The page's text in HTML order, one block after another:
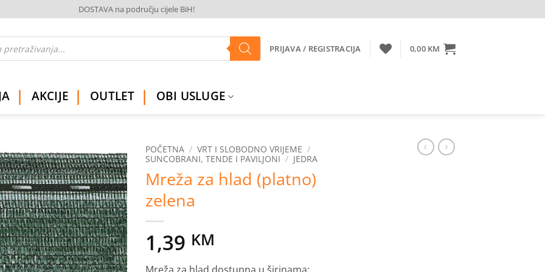
DOSTAVA na području cijele BiH!
PRIJAVA / REGISTRACIJA 0,00 KM
AKCIJE OUTLET OBI USLUGE
Dodaj
na
listu
želja
POČETNA / VRT I SLOBODNO VRIJEME /
SUNCOBRANI, TENDE I PAVILJONI / JEDRA
Mreža za hlad (platno)
zelena
1,39 KM